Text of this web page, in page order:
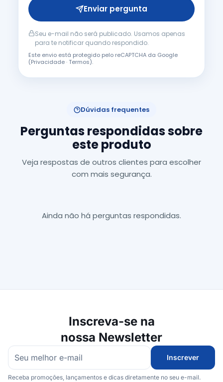
Enviar pergunta
Seu e-mail não será publicado. Usamos apenas
para te notificar quando respondido.
Este envio está protegido pelo reCAPTCHA da Google
(Privacidade·Termos).
Dúvidas frequentes
Perguntas respondidas sobre
este produto
Veja respostas de outros clientes para escolher
com mais segurança.
Ainda não há perguntas respondidas.
Inscreva-se na
nossa Newsletter
Inscrever
Receba promoções, lançamentos e dicas diretamente no seu e-mail.